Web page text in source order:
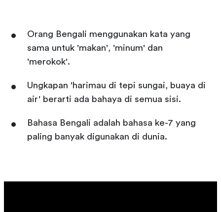
Orang Bengali menggunakan kata yang
sama untuk 'makan', 'minum' dan
'merokok'.
Ungkapan 'harimau di tepi sungai, buaya di
air' berarti ada bahaya di semua sisi.
Bahasa Bengali adalah bahasa ke-7 yang
paling banyak digunakan di dunia.